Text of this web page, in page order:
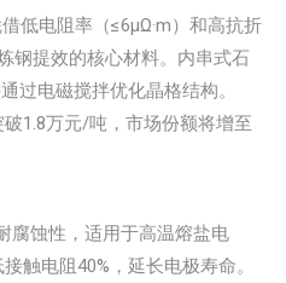
低电阻率（≤6μΩ·m）和高抗折
钢提效的核心材料。内串式石
过电磁搅拌优化晶格结构。
1.8万元/吨，市场份额将增至
腐蚀性，适用于高温熔盐电
触电阻40%，延长电极寿命。